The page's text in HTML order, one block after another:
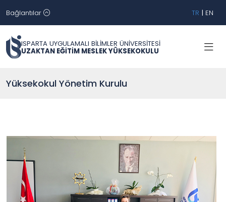
Bağlantılar TR | EN
ISPARTA UYGULAMALI BİLİMLER ÜNİVERSİTESİ
UZAKTAN EĞİTİM MESLEK YÜKSEKOKULU
Yüksekokul Yönetim Kurulu